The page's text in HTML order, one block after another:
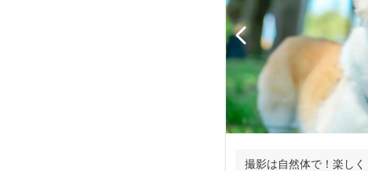
撮影は自然体で！楽し